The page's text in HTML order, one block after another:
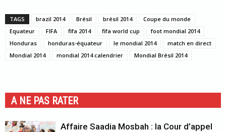
TAGS brazil 2014 Brésil brésil 2014
Coupe du monde
Equateur
FIFA fifa 2014 fifa world cup
foot mondial 2014
Honduras
honduras-équateur le mondial 2014
match en direct
Mondial 2014
mondial 2014 calendrier Mondial Brésil 2014
A NE PAS RATER
Affaire Saadia Mosbah : la Cour d’appel